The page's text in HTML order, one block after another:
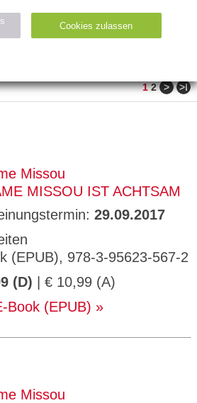
Bestseller
1 2 > >ǀ
Missou
MISSOU IST ACHTSAM
29.09.2017
(EPUB), 978-3-95623-567-2
(D) | € 10,99 (A)
Book (EPUB)
Missou
Cookies zulassen
Ty
den Zustimmungsstatus des
ge
T
P